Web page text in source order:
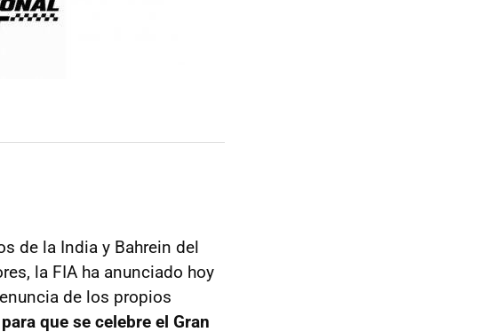
de la India y Bahrein del
la FIA ha anunciado hoy
de los propios
que se celebre el Gran